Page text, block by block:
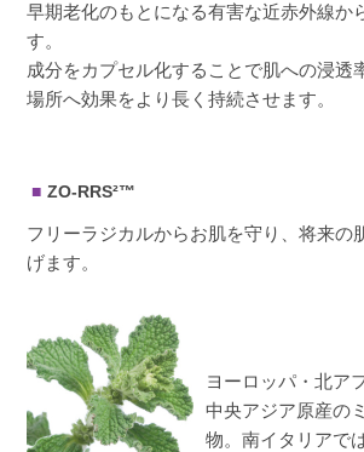
早期老化のもとになる有害な近赤外線か
す。
成分をカプセル化することで肌への浸透
場所へ効果をより長く持続させます。
ZO-RRS²™
フリーラジカルからお肌を守り、将来の
げます。
ヨーロッパ・北ア
中央アジア原産の
物。南イタリアで